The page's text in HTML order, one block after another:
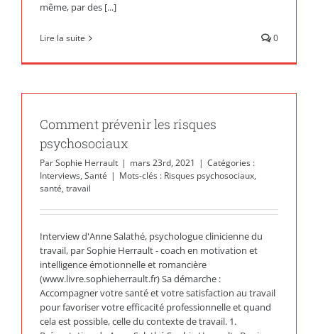
même, par des [...]
Lire la suite 0
Comment prévenir les risques
psychosociaux
ParSophie Herrault | mars 23rd, 2021 | Catégories :
Interviews, Santé | Mots-clés : Risques psychosociaux,
santé, travail
Interview d'Anne Salathé, psychologue clinicienne du
travail, par Sophie Herrault - coach en motivation et
intelligence émotionnelle et romancière
(www.livre.sophieherrault.fr) Sa démarche :
Accompagner votre santé et votre satisfaction au travail
pour favoriser votre efficacité professionnelle et quand
cela est possible, celle du contexte de travail. 1.